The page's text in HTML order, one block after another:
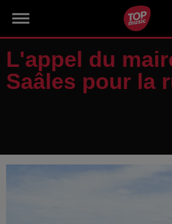
L'appel du
Saâles pour la